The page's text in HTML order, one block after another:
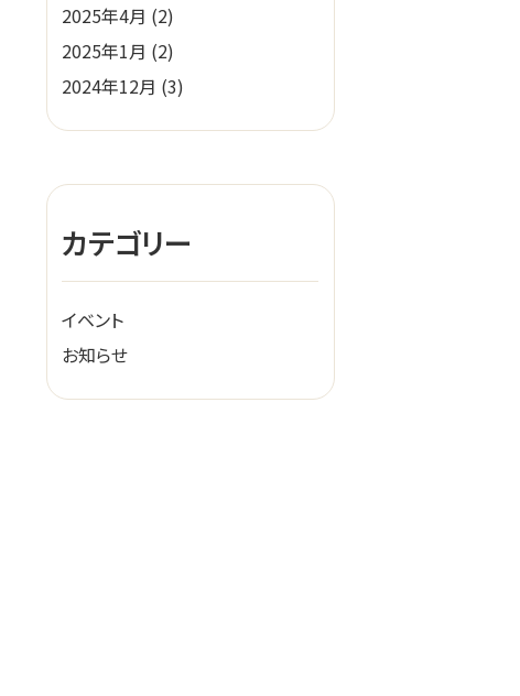
2025年4月 (2)
2025年1月 (2)
2024年12月 (3)
カテゴリー
イベント
お知らせ